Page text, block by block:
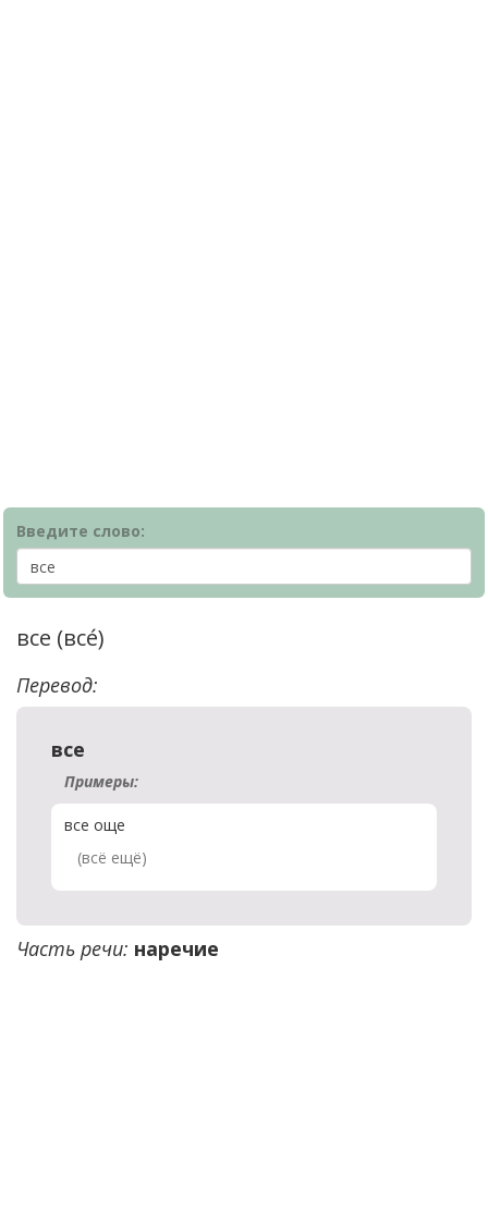
Введите слово:
все (все́)
Перевод:
все
Примеры:
все още
(всё ещё)
Часть речи: наречие